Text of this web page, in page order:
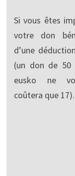
Si vous êtes
votre don
d’une
(un don de
eusko ne
coûtera que 17).